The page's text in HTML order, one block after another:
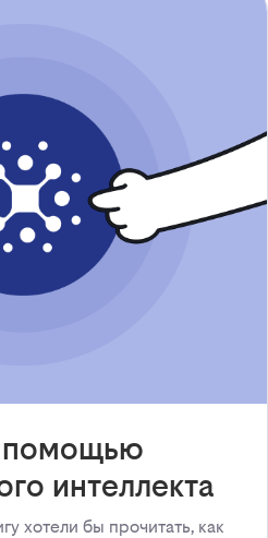
помощью
интеллекта
хотели бы прочитать, как